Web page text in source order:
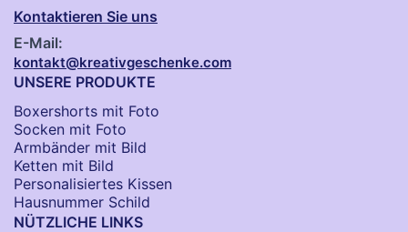
Kontaktieren Sie uns
E-Mail:
kontakt@kreativgeschenke.com
UNSERE PRODUKTE
Boxershorts mit Foto
Socken​ mit Foto
Armbänder mit Bild​
Ketten mit Bild
Personalisiertes Kissen
Hausnummer Schild
NÜTZLICHE LINKS